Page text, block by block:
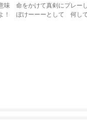
命をかけて真剣にプレー
！ ぼけーーーとして 何し